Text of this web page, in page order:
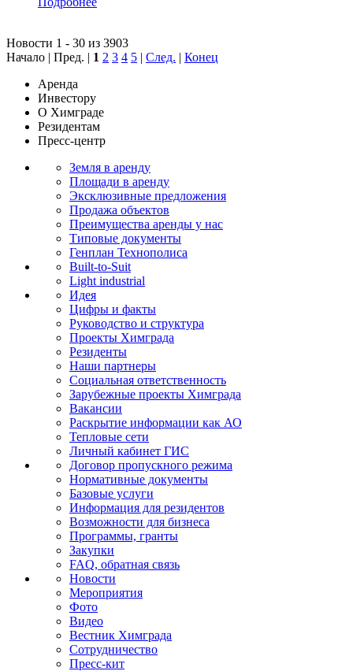
Новости 1 - 30 из 3903
Начало | Пред. | 1 2 3 4 5 | След. | Конец
Аренда
Инвестору
О Химграде
Резидентам
Пресс-центр
Земля в аренду
Площади в аренду
Эксклюзивные предложения
Продажа объектов
Преимущества аренды у нас
Типовые документы
Генплан Технополиса
Built-to-Suit
Light industrial
Идея
Цифры и факты
Руководство и структура
Проекты Химграда
Резиденты
Наши партнеры
Социальная ответственность
Зарубежные проекты Химграда
Вакансии
Раскрытие информации как АО
Тепловые сети
Личный кабинет ГИС
Договор пропускного режима
Нормативные документы
Базовые услуги
Информация для резидентов
Возможности для бизнеса
Программы, гранты
Закупки
FAQ, обратная связь
Новости
Мероприятия
Фото
Видео
Вестник Химграда
Сотрудничество
Пресс-кит